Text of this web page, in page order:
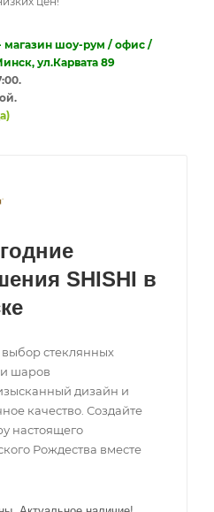
магазин шоу-рум / офис /
ул.Карвата 89
SHISHI в
стеклянных
шаров
дизайн и
качество. Создайте
настоящего
Рождества вместе